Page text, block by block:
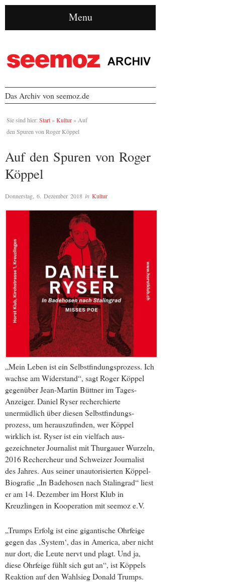
Menu
Das Archiv von seemoz.de
Sie sind hier: Start » Kultur » Auf
den Spuren von Roger Köppel
Auf den Spuren von Roger
Köppel
Donnerstag, 6. Dezember 2018 in Kultur
„Mein Leben ist ein Selbstfindungsprozess. Ich
wachse am Widerstand“, sagt Roger Köppel
gegenüber Jean-Martin Büttner im Tages-
Anzeiger. Daniel Ryser recherchierte
unermüdlich über diesen Selbstfindungs­
prozess, um herauszufinden, wer Köppel
wirklich ist. Ryser ist ein vielfach aus­
gezeichneter Journalist mit Thurgauer Wurzeln,
2016 Rechercheur und Schweizer Journalist
des Jahres. Aus seiner unautori­sierten Köppel-
Biografie „In Badehosen nach Stalingrad“ liest
er am 14. Dezember im Horst Klub in
Kreuzlingen in Kooperation mit seemoz e.V.
„Trumps Erfolg ist eine gigantische Ohrfeige
gegen das ‚System‘, das in America, aber nicht
nur dort, die Leute nervt und plagt. Und ja,
diese Ohrfeige fühlt sich gut an“, ist Köppels
Reaktion auf den Wahlsieg Donald Trumps.